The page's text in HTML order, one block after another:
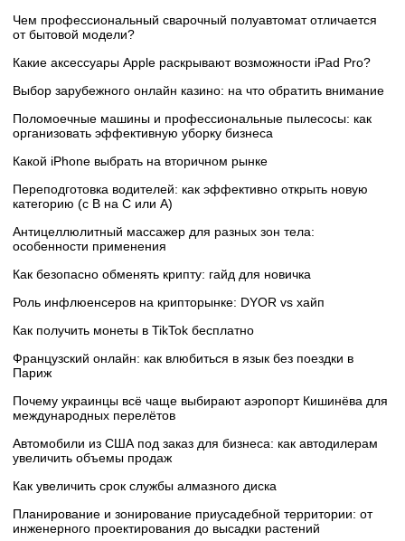
Чем профессиональный сварочный полуавтомат отличается
от бытовой модели?
Какие аксессуары Apple раскрывают возможности iPad Pro?
Выбор зарубежного онлайн казино: на что обратить внимание
Поломоечные машины и профессиональные пылесосы: как
организовать эффективную уборку бизнеса
Какой iPhone выбрать на вторичном рынке
Переподготовка водителей: как эффективно открыть новую
категорию (с B на C или А)
Антицеллюлитный массажер для разных зон тела:
особенности применения
Как безопасно обменять крипту: гайд для новичка
Роль инфлюенсеров на крипторынке: DYOR vs хайп
Как получить монеты в TikTok бесплатно
Французский онлайн: как влюбиться в язык без поездки в
Париж
Почему украинцы всё чаще выбирают аэропорт Кишинёва для
международных перелётов
Автомобили из США под заказ для бизнеса: как автодилерам
увеличить объемы продаж
Как увеличить срок службы алмазного диска
Планирование и зонирование приусадебной территории: от
инженерного проектирования до высадки растений